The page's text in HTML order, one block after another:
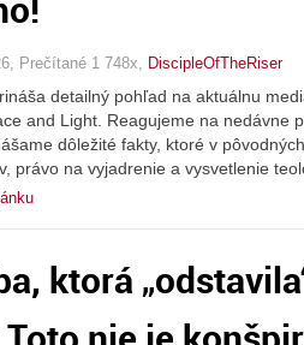
Prečítané 1 748x, DiscipleOfTheRiser
detailný pohľad na aktuálnu
and Light. Reagujeme na nedávne
dôležité fakty, ktoré v
právo na vyjadrenie a vysvetlenie
ktorá